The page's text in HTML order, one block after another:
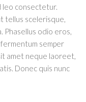
leo consectetur.
tellus scelerisque,
Phasellus odio eros,
semper
amet neque laoreet,
Donec quis nunc